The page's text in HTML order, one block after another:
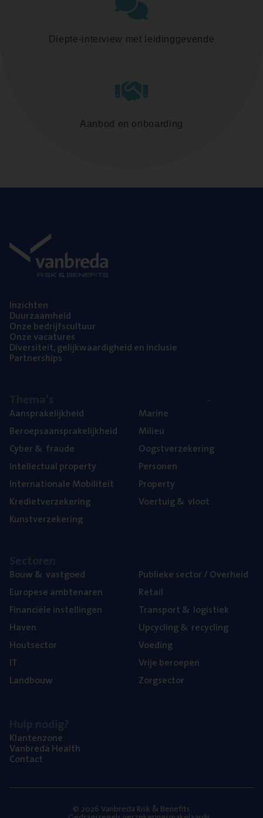
Diepte-interview met leidinggevende
Aanbod en onboarding
Inzich­ten
Duur­zaam­heid
Onze bedrijfs­cul­tuur
Onze vaca­tu­res
Diver­si­teit, gelijk­waar­dig­heid en inclusie
Part­ner­ships
Aan­spra­ke­lijk­heid
Beroeps­aan­spra­ke­lijk­heid
Cyber& fraude
Intel­lec­tu­al property
Inter­na­ti­o­na­le Mobiliteit
Kre­diet­ver­ze­ke­ring
Kunst­ver­ze­ke­ring
Mari­ne
Mili­eu
Oogst­ver­ze­ke­ring
Per­so­nen
Pro­per­ty
Voer­tuig& vloot
Bouw& vastgoed
Euro­pe­se ambtenaren
Finan­ci­ë­le instellingen
Haven
Hout­sec­tor
IT
Land­bouw
Publie­ke sec­tor / Overheid
Retail
Trans­port& logistiek
Upcy­cling& recycling
Voe­ding
Vrije beroe­pen
Zorg­sec­tor
Klan­ten­zo­ne
Van­b­re­da Health
Con­tact
© 2026 Vanbreda Risk & Benefits